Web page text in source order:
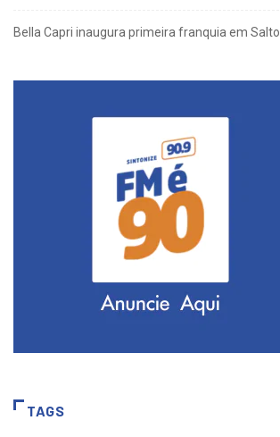
Bella Capri inaugura primeira franquia em Salto
TAGS